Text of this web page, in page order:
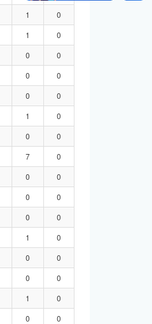
1
0
1
0
0
0
0
0
0
0
1
0
0
0
7
0
0
0
0
0
0
0
1
0
0
0
0
0
1
0
0
0